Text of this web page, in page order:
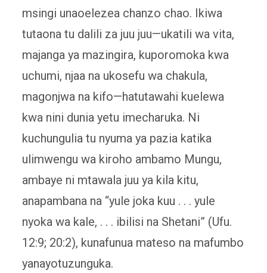
msingi unaoelezea chanzo chao. Ikiwa
tutaona tu dalili za juu juu—ukatili wa vita,
majanga ya mazingira, kuporomoka kwa
uchumi, njaa na ukosefu wa chakula,
magonjwa na kifo—hatutawahi kuelewa
kwa nini dunia yetu imecharuka. Ni
kuchungulia tu nyuma ya pazia katika
ulimwengu wa kiroho ambamo Mungu,
ambaye ni mtawala juu ya kila kitu,
anapambana na “yule joka kuu . . . yule
nyoka wa kale, . . . ibilisi na Shetani” (Ufu.
12:9; 20:2), kunafunua mateso na mafumbo
yanayotuzunguka.